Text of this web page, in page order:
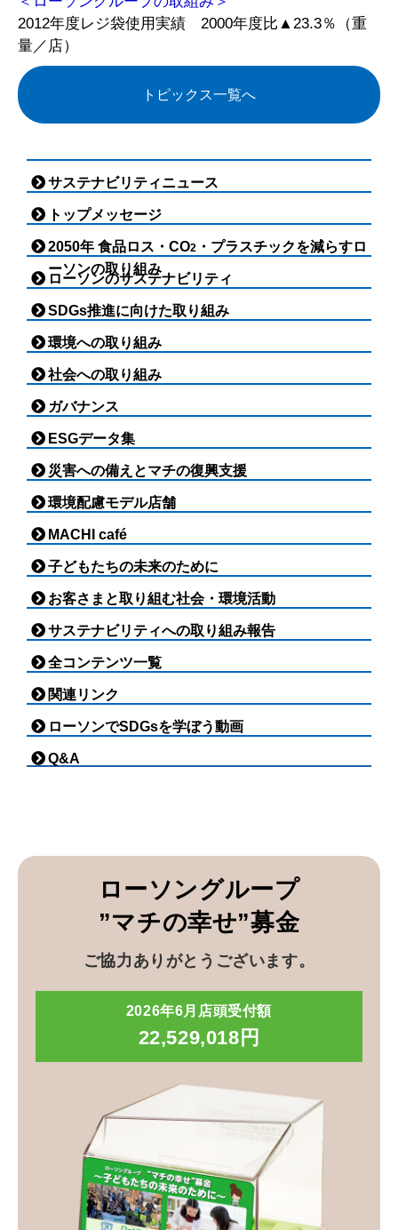
2012年度レジ袋使用実績 2000年度比▲23.3％（重
量／店）
トピックス一覧へ
サステナビリティニュース
トップメッセージ
2050年 食品ロス・CO2 ・プラスチックを減らすロ
ーソンの取り組み
ローソンのサステナビリティ
SDGs推進に向けた取り組み
環境への取り組み
社会への取り組み
ガバナンス
ESGデータ集
災害への備えとマチの復興支援
環境配慮モデル店舗
MACHI café
子どもたちの未来のために
お客さまと取り組む社会・環境活動
サステナビリティへの取り組み報告
全コンテンツ一覧
関連リンク
ローソンでSDGsを学ぼう動画
Q&A
ローソングループ
”マチの幸せ”募金
ご協力ありがとうございます。
2026年6月店頭受付額
22,529,018円